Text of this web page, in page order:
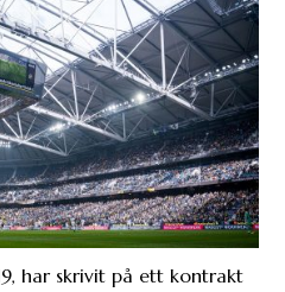
har skrivit på ett kontrakt